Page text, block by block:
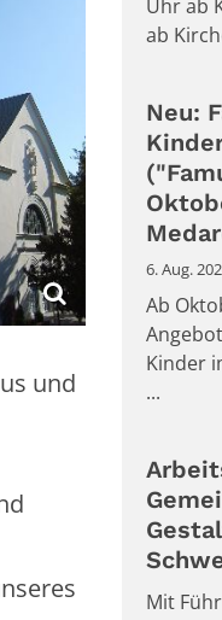
und
Uhr ab
ab
Neu:
6. Aug.
Ab
Kinder
...
Mit